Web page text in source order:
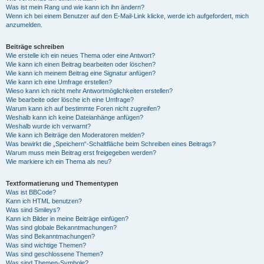
Was ist mein Rang und wie kann ich ihn ändern?
Wenn ich bei einem Benutzer auf den E-Mail-Link klicke, werde ich aufgefordert, mich
anzumelden.
Beiträge schreiben
Wie erstelle ich ein neues Thema oder eine Antwort?
Wie kann ich einen Beitrag bearbeiten oder löschen?
Wie kann ich meinem Beitrag eine Signatur anfügen?
Wie kann ich eine Umfrage erstellen?
Wieso kann ich nicht mehr Antwortmöglichkeiten erstellen?
Wie bearbeite oder lösche ich eine Umfrage?
Warum kann ich auf bestimmte Foren nicht zugreifen?
Weshalb kann ich keine Dateianhänge anfügen?
Weshalb wurde ich verwarnt?
Wie kann ich Beiträge den Moderatoren melden?
Was bewirkt die „Speichern“-Schaltfläche beim Schreiben eines Beitrags?
Warum muss mein Beitrag erst freigegeben werden?
Wie markiere ich ein Thema als neu?
Textformatierung und Thementypen
Was ist BBCode?
Kann ich HTML benutzen?
Was sind Smileys?
Kann ich Bilder in meine Beiträge einfügen?
Was sind globale Bekanntmachungen?
Was sind Bekanntmachungen?
Was sind wichtige Themen?
Was sind geschlossene Themen?